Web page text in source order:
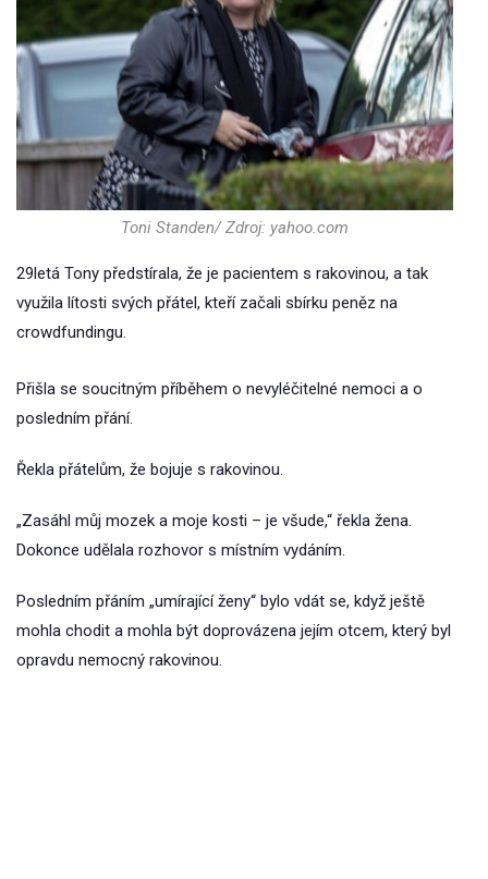
Toni Standen/ Zdroj: yahoo.com
29letá Tony předstírala, že je pacientem s rakovinou, a tak
využila lítosti svých přátel, kteří začali sbírku peněz na
crowdfundingu.
Přišla se soucitným příběhem o nevyléčitelné nemoci a o
posledním přání.
Řekla přátelům, že bojuje s rakovinou.
„Zasáhl můj mozek a moje kosti – je všude,“ řekla žena.
Dokonce udělala rozhovor s místním vydáním.
Posledním přáním „umírající ženy“ bylo vdát se, když ještě
mohla chodit a mohla být doprovázena jejím otcem, který byl
opravdu nemocný rakovinou.